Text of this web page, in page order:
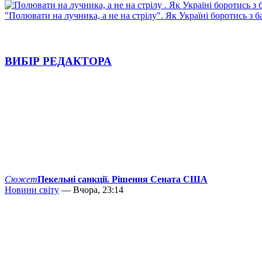
"Полювати на лучника, а не на стрілу". Як Україні боротись з
ВИБІР РЕДАКТОРА
СюжетПекельні санкції. Рішення Сената США
Новини світу — Вчора, 23:14